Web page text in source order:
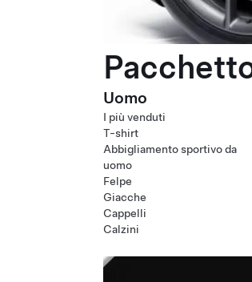
Uomo
I più venduti
T-shirt
Abbigliamento sportivo da
uomo
Felpe
Giacche
Cappelli
Calzini